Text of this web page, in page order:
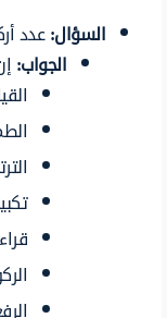
السؤال:عدد
الجواب: